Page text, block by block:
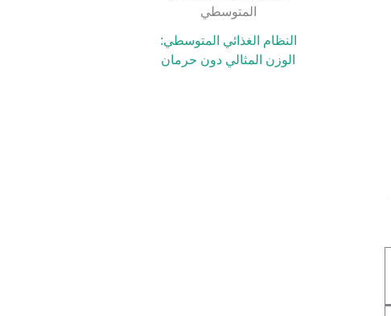
النظام الغذائي المتوسطي:
الوزن المثالي دون حرمان